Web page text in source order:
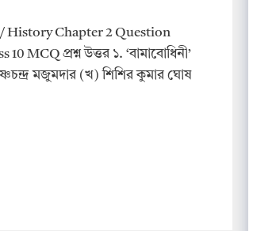
// History Chapter 2 Question
10 MCQ প্রশ্ন উত্তর ১. ‘বামাবোধিনী’
মজুমদার (খ) শিশির কুমার ঘোষ